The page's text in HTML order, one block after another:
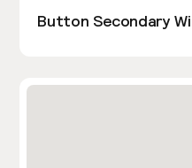
Button Secondary